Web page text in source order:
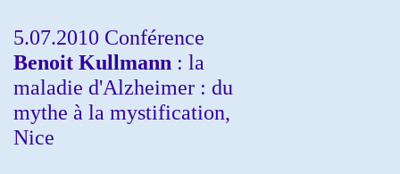
5.07.2010 Conférence
Benoit Kullmann : la
maladie d'Alzheimer : du
mythe à la mystification,
Nice